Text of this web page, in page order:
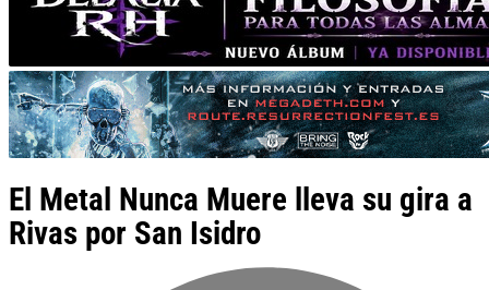
El Metal Nunca Muere lleva su gira a
Rivas por San Isidro